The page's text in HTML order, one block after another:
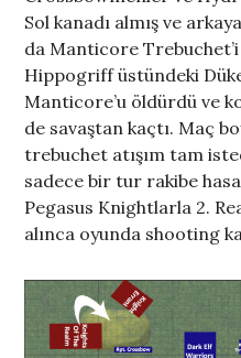
Sol kanadı almış ve
da Manticore
Hippogriff üstündeki
Manticore’u öldürdü ve
de savaştan kaçtı. Maç
trebuchet atışım tam
sadece bir tur rakibe
Pegasus Knightlarla 2.
alınca oyunda shooting